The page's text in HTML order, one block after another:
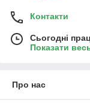
Контакти
Сьогодні
Показати
Про нас